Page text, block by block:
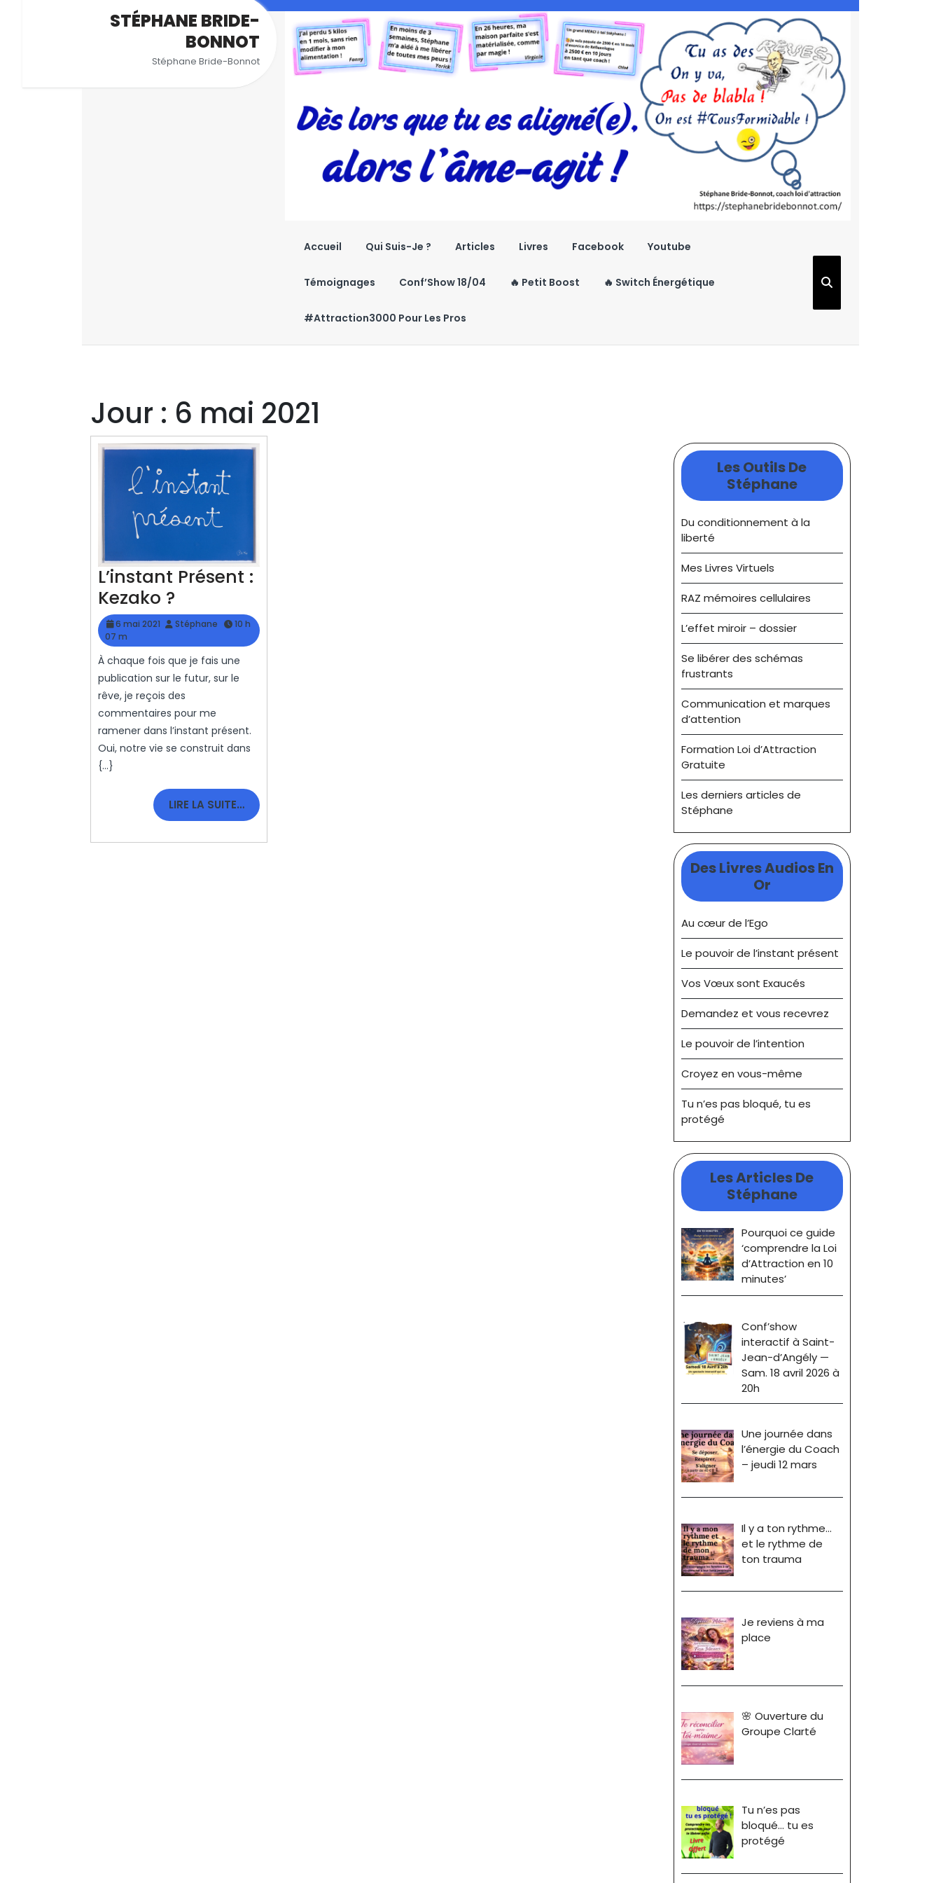
STÉPHANE BRIDE-
BONNOT
Stéphane Bride-Bonnot
Accueil Qui Suis-Je ? Articles Livres Facebook Youtube
Témoignages Conf’Show 18/04 🔥 Petit Boost 🔥 Switch Énergétique
#Attraction3000 Pour Les Pros
Jour : 6 mai 2021
L’instant Présent :
Kezako ?
Présent
Kezako
?
6 mai 2021
6
2021
Stéphane Stéphane
10 h
07 m
À chaque fois que je fais une
publication sur le futur, sur le
rêve, je reçois des
commentaires pour me
ramener dans l’instant présent.
Oui, notre vie se construit dans
{...}
LIRE LA SUITE…LIRE
LA
Les Outils De
Stéphane
Du conditionnement à la
liberté
Mes Livres Virtuels
RAZ mémoires cellulaires
L’effet miroir – dossier
Se libérer des schémas
frustrants
Communication et marques
d’attention
Formation Loi d’Attraction
Gratuite
Les derniers articles de
Stéphane
Des Livres Audios En
Or
Au cœur de l’Ego
Le pouvoir de l’instant présent
Vos Vœux sont Exaucés
Demandez et vous recevrez
Le pouvoir de l’intention
Croyez en vous-même
Tu n’es pas bloqué, tu es
protégé
Les Articles De
Stéphane
Pourquoi ce guide
‘comprendre la Loi
d’Attraction en 10
minutes’
Conf’show
interactif à Saint-
Jean-d’Angély —
Sam. 18 avril 2026 à
20h
Une journée dans
l’énergie du Coach
– jeudi 12 mars
Il y a ton rythme…
et le rythme de
ton trauma
Je reviens à ma
place
🌸 Ouverture du
Groupe Clarté
Tu n’es pas
bloqué… tu es
protégé